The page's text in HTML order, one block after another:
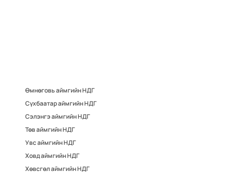
Өмнөговь аймгийн НДГ
Сүхбаатар аймгийн НДГ
Сэлэнгэ аймгийн НДГ
Төв аймгийн НДГ
Увс аймгийн НДГ
Ховд аймгийн НДГ
Хөвсгөл аймгийн НДГ